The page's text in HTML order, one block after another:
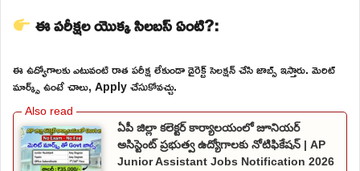
ఈ పరీక్షల యొక్క సిలబస్ ఏంటి?:
ఈ ఉద్యోగాలకు ఎటువంటి రాత పరీక్ష లేకుండా డైరెక్ట్ సెలక్షన్ చేసి జాబ్స్ ఇస్తారు. మెరిట్
మార్క్స్ ఉంటే చాలు, Apply చేసుకోవచ్చు.
ఏపీ జిల్లా కలెక్టర్ కార్యాలయంలో జూనియర్
అసిస్టెంట్ ప్రభుత్వ ఉద్యోగాలకు నోటిఫికేషన్ | AP
Junior Assistant Jobs Notification 2026